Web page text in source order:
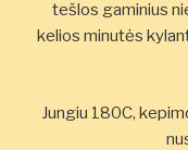
tešlos gaminius
kelios minutės
Jungiu 180C,